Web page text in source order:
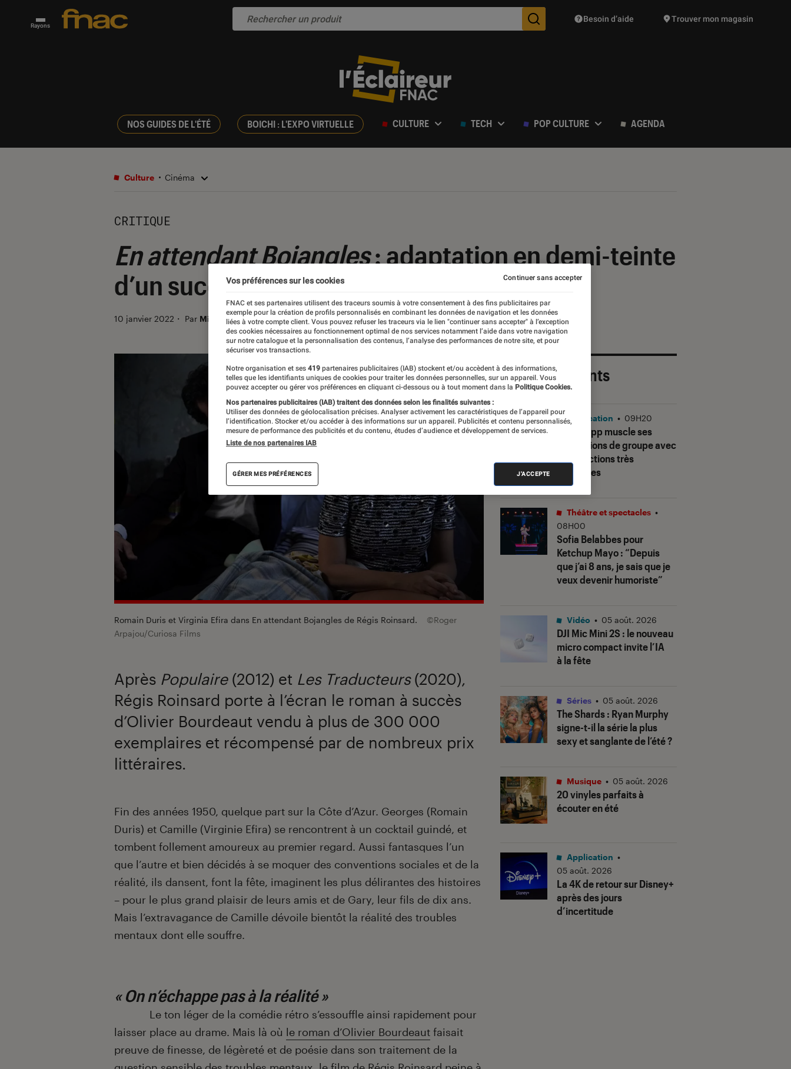
Rayons Des suggestions de produits vont vous être proposées
Besoin d’aide Trouver mon magasin
NOS GUIDES DE L'ÉTÉ BOICHI : L'EXPO VIRTUELLE CULTURE TECH POP CULTURE AGENDA
Culture Cinéma
CRITIQUE
En attendant Bojangles: adaptation en demi-teinte
d’un succès littéraire
10 janvier 2022 ・ Par Milo Penicaut
Romain Duris et Virginia Efira dans En attendant Bojangles de Régis Roinsard.
©Roger
Arpajou/Curiosa Films
Après Populaire(2012) et Les Traducteurs(2020),
Régis Roinsard porte à l’écran le roman à succès
d’Olivier Bourdeaut vendu à plus de 300 000
exemplaires et récompensé par de nombreux prix
littéraires.
Introduction
Fin des années 1950, quelque part sur la Côte d’Azur. Georges (Romain
Duris) et Camille (Virginie Efira) se rencontrent à un cocktail guindé, et
tombent follement amoureux au premier regard. Aussi fantasques l’un
que l’autre et bien décidés à se moquer des conventions sociales et de la
réalité, ils dansent, font la fête, imaginent les plus délirantes des histoires
– pour le plus grand plaisir de leurs amis et de Gary, leur fils de dix ans.
Mais l’extravagance de Camille dévoile bientôt la réalité des troubles
mentaux dont elle souffre.
« On n’échappe pas à la réalité »
Le ton léger de la comédie rétro s’essouffle ainsi rapidement pour
laisser place au drame. Mais là où le roman d’Olivier Bourdeaut faisait
preuve de finesse, de légèreté et de poésie dans son traitement de la
Les plus récents
WhatsApp muscle ses
discussions de groupe avec
des fonctions très
attendues
Application • 09H20
Sofia Belabbes pour
Ketchup Mayo: “Depuis
que j’ai 8 ans, je sais que je
veux devenir humoriste”
Théâtre et spectacles •
08H00
DJI Mic Mini 2S : le nouveau
micro compact invite l’IA
à la fête
Vidéo • 05 août. 2026
The Shards: Ryan Murphy
signe-t-il la série la plus
sexy et sanglante de l’été ?
Séries • 05 août. 2026
20 vinyles parfaits à
écouter en été
Musique • 05 août. 2026
La 4K de retour sur Disney+
après des jours
d’incertitude
Application •
05 août. 2026
Vos préférences sur les cookies
FNAC et ses partenaires utilisent des traceurs soumis à votre consentement à des fins publicitaires par
exemple pour la création de profils personnalisés en combinant les données de navigation et les données
liées à votre compte client. Vous pouvez refuser les traceurs via le lien "continuer sans accepter" à l’exception
des cookies nécessaires au fonctionnement optimal de nos services notamment l’aide dans votre navigation
sur notre catalogue et la personnalisation des contenus, l’analyse des performances de notre site, et pour
sécuriser vos transactions.
Notre organisation et ses 419 partenaires publicitaires (IAB) stockent et/ou accèdent à des informations,
telles que les identifiants uniques de cookies pour traiter les données personnelles, sur un appareil. Vous
pouvez accepter ou gérer vos préférences en cliquant ci-dessous ou à tout moment dans la Politique Cookies.
Nos partenaires publicitaires (IAB) traitent des données selon les finalités suivantes :
Utiliser des données de géolocalisation précises. Analyser activement les caractéristiques de l’appareil pour
l’identification. Stocker et/ou accéder à des informations sur un appareil. Publicités et contenu personnalisés,
mesure de performance des publicités et du contenu, études d’audience et développement de services.
Liste de nos partenaires IAB
GÉRER MES PRÉFÉRENCES J'ACCEPTE
Continuer sans accepter